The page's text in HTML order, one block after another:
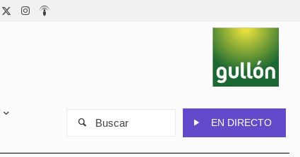
EN DIRECTO